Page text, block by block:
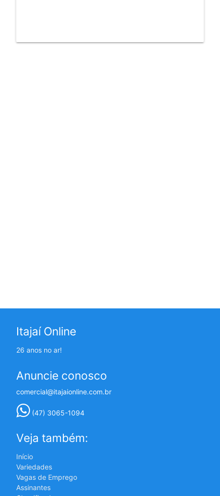
Itajaí Online
26 anos no ar!
Anuncie conosco
comercial@itajaionline.com.br
(47) 3065-1094
Veja também:
Início
Variedades
Vagas de Emprego
Assinantes